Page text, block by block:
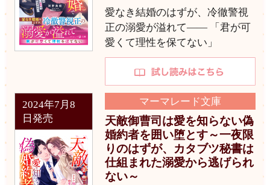
愛なき結婚のはずが、冷徹警視
正の溺愛が溢れて―― 「君が可
愛くて理性を保てない」
2024年7月8
日発売
マーマレード文庫
天敵御曹司は愛を知らない偽
婚約者を囲い堕とす～一夜限
りのはずが、カタブツ秘書は
仕組まれた溺愛から逃げられ
ない～